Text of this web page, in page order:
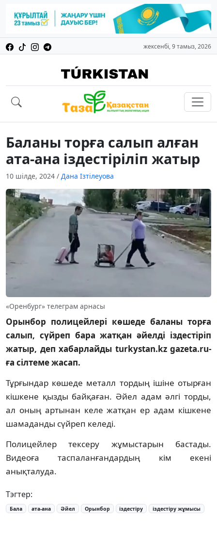
жексенбі, 9 тамыз, 2026
Баланы торға салып алған
ата-ана іздестіріліп жатыр
10 шілде, 2024 / Дана Ізтілеуова
«Оренбург» телеграм арнасы
Орынбор полицейлері көшеде баланы торға
салып, сүйреп бара жатқан әйелді іздестіріп
жатыр, деп хабарлайды turkystan.kz gazeta.ru-
ға сілтеме жасап.
Тұрғындар көшеде металл тордың ішіне отырған
кішкене қызды байқаған. Әйел адам әлгі торды,
ал оның артынан келе жатқан ер адам кішкене
шамаданды сүйреп келеді.
Полицейлер тексеру жұмыстарын бастады.
Видеоға таспаланғандардың кім екені
анықталуда.
Тэгтер:
Бала ата-ана Әйел Орынбор іздестіру іздестіру жұмысы